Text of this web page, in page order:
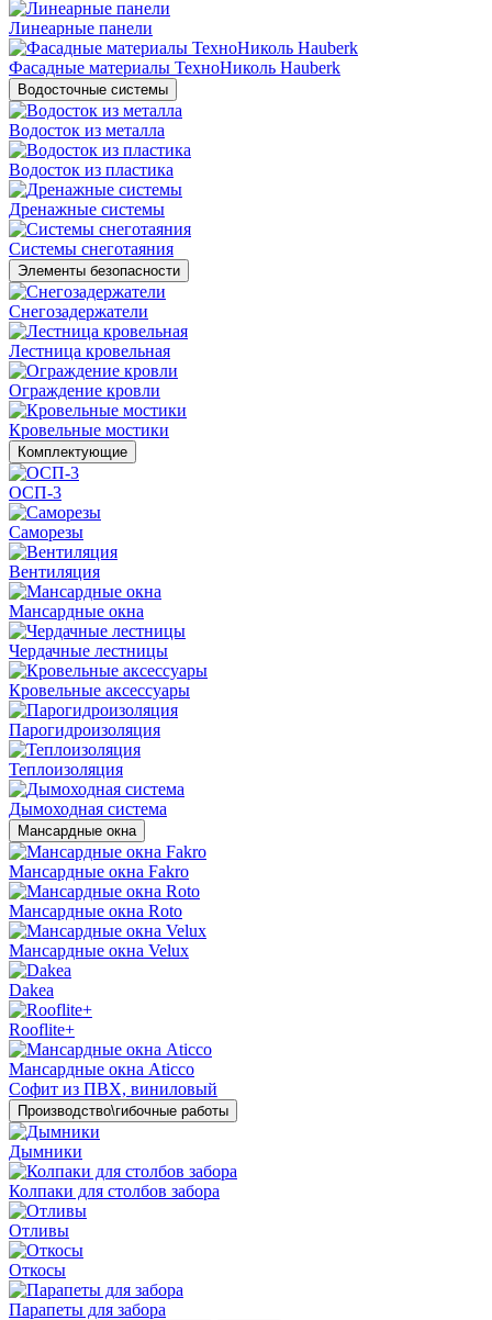
Линеарные панели
Фасадные материалы ТехноНиколь Hauberk
Водосточные системы
Водосток из металла
Водосток из пластика
Дренажные системы
Системы снеготаяния
Элементы безопасности
Снегозадержатели
Лестница кровельная
Ограждение кровли
Кровельные мостики
Комплектующие
ОСП-3
Саморезы
Вентиляция
Мансардные окна
Чердачные лестницы
Кровельные аксессуары
Парогидроизоляция
Теплоизоляция
Дымоходная система
Мансардные окна
Мансардные окна Fakro
Мансардные окна Roto
Мансардные окна Velux
Dakea
Rooflite+
Мансардные окна Aticco
Софит из ПВХ, виниловый
Производство\гибочные работы
Дымники
Колпаки для столбов забора
Отливы
Откосы
Парапеты для забора